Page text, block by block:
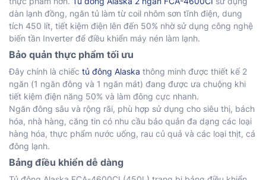
dàn lạnh đồng, ngăn tủ làm từ coil nhôm sơn tĩnh điện, dung
tích 450 lít, tiết kiệm điện lên đến 50% nhờ sử dụng công nghệ
biến tần Inverter để điều khiển máy nén làm lạnh.
Bảo quản thực phẩm tối ưu
Đây chính là chiếc tủ đông Alaska thông minh được thiết kế 2
ngăn (1 ngăn đông và 1 ngăn mát) đang được ưa chuộng khi
tiết kiệm điện năng 50% và làm đông cực nhanh.
Ngăn đông sâu và rộng rãi, phù hợp sử dụng cho siêu thị, bách
hóa, nhà hàng, căng tin có nhu cầu bảo quản đa dạng các loại
hàng hóa, thực phẩm nước uống, rau củ quả và các loại thịt, cá
đông lạnh.
Bảng điều khiển dễ dàng